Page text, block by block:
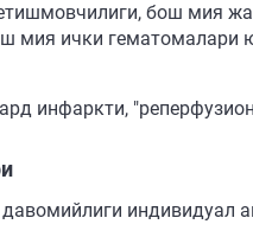
бош мия
мия ички
инфаркти,
индивидуал